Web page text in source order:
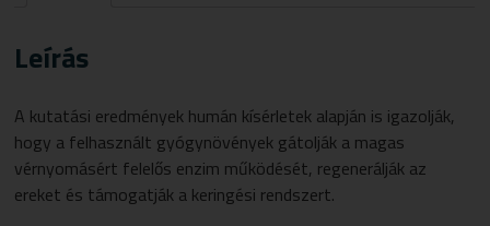
Leírás
A kutatási eredmények humán kísérletek alapján is igazolják,
hogy a felhasznált gyógynövények gátolják a magas
vérnyomásért felelős enzim működését, regenerálják az
ereket és támogatják a keringési rendszert.